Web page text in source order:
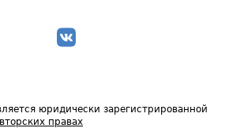
юридически зарегистрированной
правах